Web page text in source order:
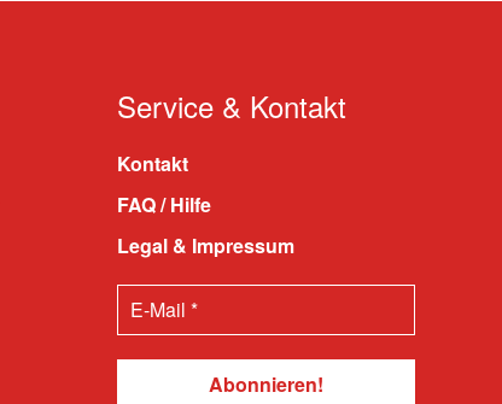
Service & Kontakt
Kontakt
FAQ / Hilfe
Legal & Impressum